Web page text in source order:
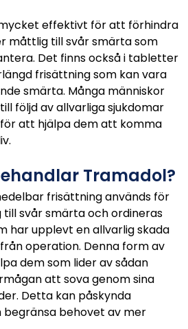
effektivt för att förhindra
måttlig till svår smärta som
Det finns också i tabletter
frisättning som kan vara
smärta. Många människor
följd av allvarliga sjukdomar
att hjälpa dem att komma
Tramadol?
frisättning används för
svår smärta och ordineras
har upplevt en allvarlig skada
operation. Denna form av
dem som lider av sådan
att sova genom sina
Detta kan påskynda
behovet av mer